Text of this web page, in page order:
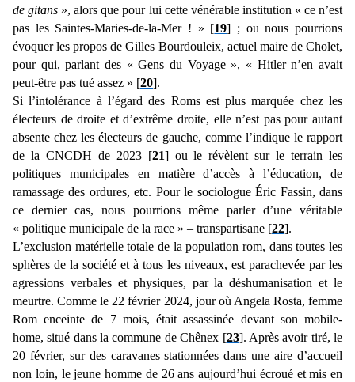
de gitans », alors que pour lui cette vénérable institution « ce n’est
pas les Saintes-Maries-de-la-Mer ! » [19] ; ou nous pourrions
évoquer les propos de Gilles Bourdouleix, actuel maire de Cholet,
pour qui, parlant des « Gens du Voyage », « Hitler n’en avait
peut-être pas tué assez » [20].
Si l’intolérance à l’égard des Roms est plus marquée chez les
électeurs de droite et d’extrême droite, elle n’est pas pour autant
absente chez les électeurs de gauche, comme l’indique le rapport
de la CNCDH de 2023 [21] ou le révèlent sur le terrain les
politiques municipales en matière d’accès à l’éducation, de
ramassage des ordures, etc. Pour le sociologue Éric Fassin, dans
ce dernier cas, nous pourrions même parler d’une véritable
« politique municipale de la race » – transpartisane [22].
L’exclusion matérielle totale de la population rom, dans toutes les
sphères de la société et à tous les niveaux, est parachevée par les
agressions verbales et physiques, par la déshumanisation et le
meurtre. Comme le 22 février 2024, jour où Angela Rosta, femme
Rom enceinte de 7 mois, était assassinée devant son mobile-
home, situé dans la commune de Chênex [23]. Après avoir tiré, le
20 février, sur des caravanes stationnées dans une aire d’accueil
non loin, le jeune homme de 26 ans aujourd’hui écroué et mis en